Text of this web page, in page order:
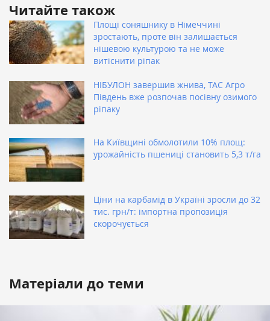
Читайте також
Площі соняшнику в Німеччині
зростають, проте він залишається
нішевою культурою та не може
витіснити ріпак
НІБУЛОН завершив жнива, ТАС Агро
Південь вже розпочав посівну озимого
ріпаку
На Київщині обмолотили 10% площ:
урожайність пшениці становить 5,3 т/га
Ціни на карбамід в Україні зросли до 32
тис. грн/т: імпортна пропозиція
скорочується
Матеріали до теми